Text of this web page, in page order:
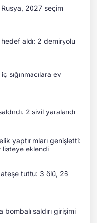
Rusya, 2027 seçim
hedef aldı: 2 demiryolu
sığınmacılara ev
2 sivil yaralandı
yaptırımları genişletti:
listeye eklendi
ateşe tuttu: 3 ölü, 26
saldırı girişimi